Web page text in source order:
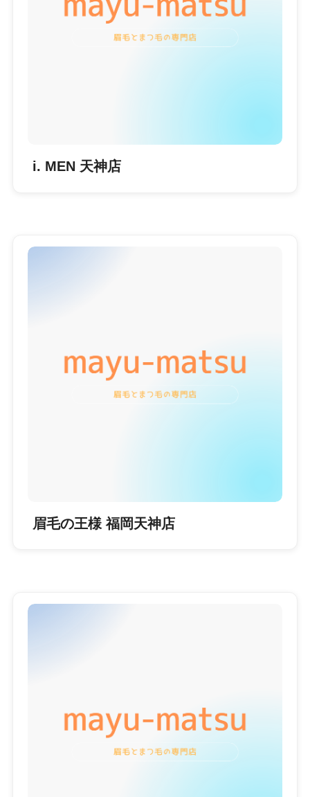
i. MEN 天神店
眉毛の王様 福岡天神店